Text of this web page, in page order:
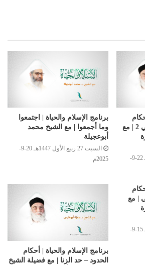
التعزير في الفقه الإسلامي 2 | مع
الأثنين 29 ربيع الأول 1447هـ 22-9-
برنامج الإسلام والحياة | اجتمعوا
وما أجمعوا | مع الشيخ محمد
أبوعجيلة
السبت 27 ربيع الأول 1447هـ 20-9-
2025م
| مع
الأثنين 22 ربيع الأول 1447هـ 15-9-
برنامج الإسلام والحياة | أحكام
الحدود – حد الزنا | مع فضيلة الشيخ